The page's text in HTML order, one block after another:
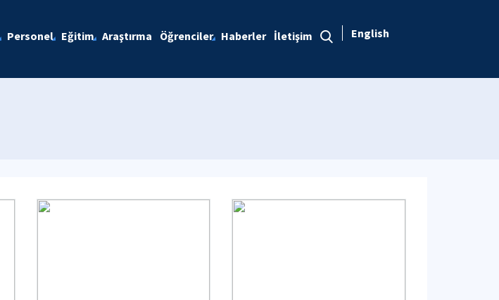
Personel Eğitim Araştırma Öğrenciler Haberler İletişim English